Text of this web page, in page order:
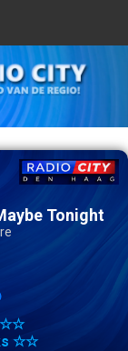
Tonight
☆☆
☆☆